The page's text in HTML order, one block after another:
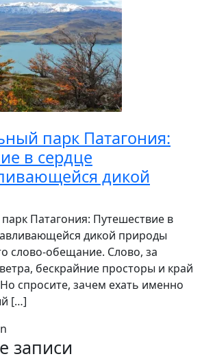
парк Патагония:
в сердце
дикой
Патагония: Путешествие в
дикой природы
слово-обещание. Слово, за
бескрайние просторы и край
Но спросите, зачем ехать именно
[…]
записи